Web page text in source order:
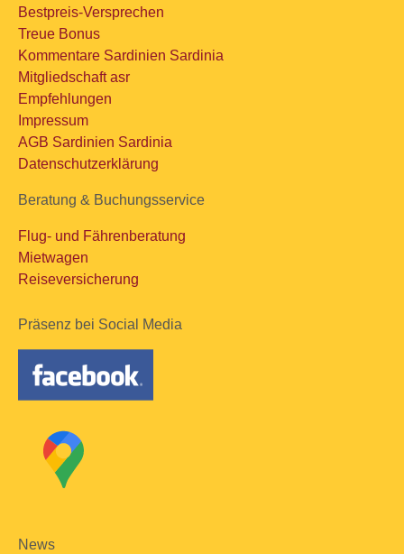
Bestpreis-Versprechen
Treue Bonus
Kommentare Sardinien Sardinia
Mitgliedschaft asr
Empfehlungen
Impressum
AGB Sardinien Sardinia
Datenschutzerklärung
Beratung & Buchungsservice
Flug- und Fährenberatung
Mietwagen
Reiseversicherung
Präsenz bei Social Media
News